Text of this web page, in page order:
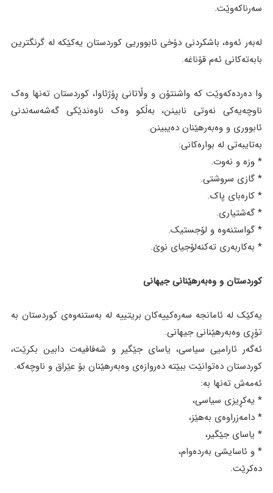
سەرناکەوێت.
لەبەر ئەوە، باشکردنی دۆخی ئابووریی کوردستان یەکێکە لە گرنگترین
بابەتەکانی ئەم قۆناغە.
وا دەردەکەوێت کە واشنتۆن و وڵاتانی ڕۆژئاوا، کوردستان تەنها وەک
ناوچەیەکی نەوتی نابینن، بەڵکو وەک ناوەندێکی گەشەسەندنی
ئابووری و وەبەرهێنان دەیبینن.
بەتایبەتی لە بوارەکانی:
* وزە و نەوت.
* گازی سروشتی.
* کارەبای پاک.
* گەشتیاری.
* گواستنەوە و لۆجستیک.
* بەكاربەری تەكنەلۆجیای نوێ.
کوردستان و وەبەرهێنانی جیهانی
یەکێک لە ئامانجە سەرەکییەکان بریتییە لە بەستنەوەی کوردستان بە
تۆڕی وەبەرهێنانی جیهانی.
ئەگەر ئارامیی سیاسی، یاسای جێگیر و شەفافیەت دابین بکرێت،
کوردستان دەتوانێت ببێتە دەروازەی وەبەرهێنان بۆ عێراق و ناوچەکە.
ئەمەش تەنها بە:
* یەکڕیزی سیاسی،
* دامەزراوەی بەهێز،
* یاسای جێگیر،
* و ئاسایشی بەردەوام،
دەکرێت.